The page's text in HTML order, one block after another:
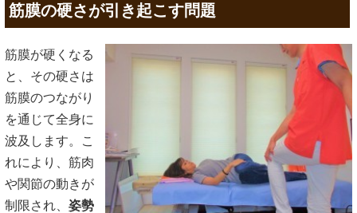
筋膜の硬さが引き起こす問題
筋膜が硬くなる
と、その硬さは
筋膜のつながり
を通じて全身に
波及します。こ
れにより、筋肉
や関節の動きが
制限され、 姿勢